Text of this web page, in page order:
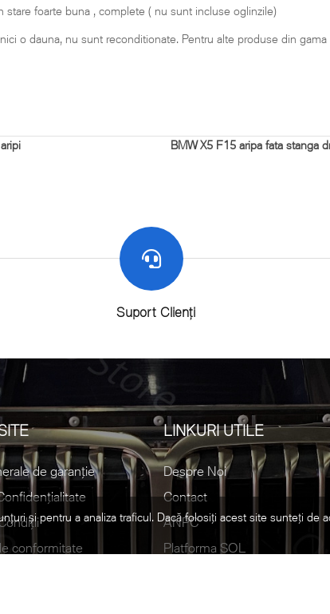
stare foarte buna , complete ( nu sunt incluse oglinzile)
o dauna, nu sunt reconditionate. Pentru alte produse din gama
BMW X5 F15 aripa fata stanga
Suport Clienți
de garanție
conformitate
LINKURI UTILE
Despre Noi
Contact
ANPC
Platforma SOL
și pentru a analiza traficul. Dacă folosiți acest site sunteți de